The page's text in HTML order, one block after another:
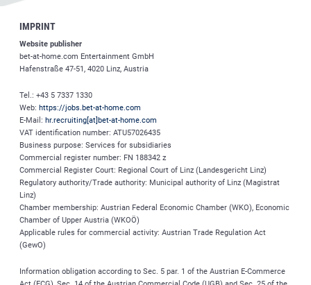
IMPRINT
Website publisher
bet-at-home.com Entertainment GmbH
Hafenstraße 47-51, 4020 Linz, Austria
Tel.: +43 5 7337 1330
Web: https://jobs.bet-at-home.com
E-Mail: hr.recruiting[at]bet-at-home.com
VAT identification number: ATU57026435
Business purpose: Services for subsidiaries
Commercial register number: FN 188342 z
Commercial Register Court: Regional Court of Linz (Landesgericht Linz)
Regulatory authority/Trade authority: Municipal authority of Linz (Magistrat
Linz)
Chamber membership: Austrian Federal Economic Chamber (WKO), Economic
Chamber of Upper Austria (WKOÖ)
Applicable rules for commercial activity: Austrian Trade Regulation Act
(GewO)
Information obligation according to Sec. 5 par. 1 of the Austrian E-Commerce